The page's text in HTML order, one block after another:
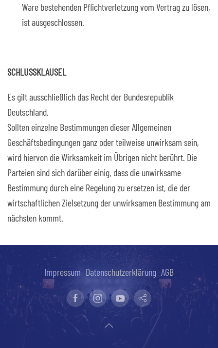
Ware bestehenden Pflichtverletzung vom Vertrag zu lösen,
ist ausgeschlossen.
SCHLUSSKLAUSEL
Es gilt ausschließlich das Recht der Bundesrepublik
Deutschland.
Sollten einzelne Bestimmungen dieser Allgemeinen
Geschäftsbedingungen ganz oder teilweise unwirksam sein,
wird hiervon die Wirksamkeit im Übrigen nicht berührt. Die
Parteien sind sich darüber einig, dass die unwirksame
Bestimmung durch eine Regelung zu ersetzen ist, die der
wirtschaftlichen Zielsetzung der unwirksamen Bestimmung am
nächsten kommt.
Impressum Datenschutzerklärung AGB